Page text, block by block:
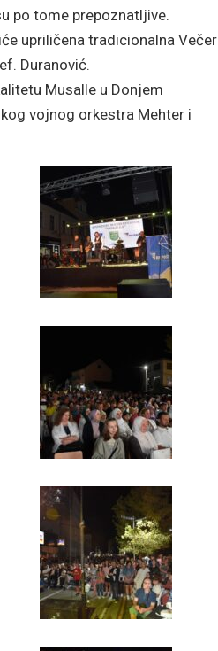
po tome prepoznatljive.
upriličena tradicionalna Večer
Duranović.
Musalle u Donjem
vojnog orkestra Mehter i